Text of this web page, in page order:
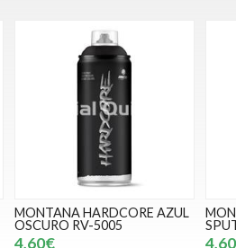
AZUL
MONTANA HARDCORE GRIS
SPUTNIK RV-263